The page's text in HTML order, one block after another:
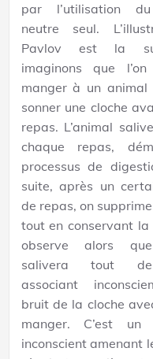
par l’utilisation
neutre seul.
Pavlov est la
imaginons que
manger à un animal
sonner une cloche
repas. L’animal
chaque repas,
processus de
suite, après un
de repas, on
tout en conservant la
observe alors
salivera tout
associant
bruit de la cloche
manger. C’est un
inconscient amenant